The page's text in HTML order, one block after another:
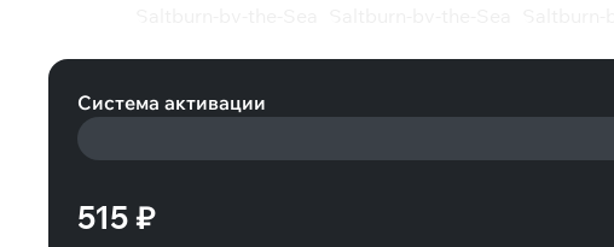
Система активации
515 ₽